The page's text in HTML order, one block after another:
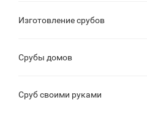
Изготовление срубов
Срубы домов
Сруб своими руками